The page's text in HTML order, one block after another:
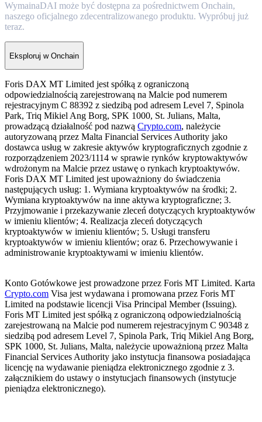
WymainaDAI może być dostępna za pośrednictwem Onchain,
naszego oficjalnego zdecentralizowanego produktu. Wypróbuj już
teraz.
Eksploruj w Onchain
Foris DAX MT Limited jest spółką z ograniczoną
odpowiedzialnością zarejestrowaną na Malcie pod numerem
rejestracyjnym C 88392 z siedzibą pod adresem Level 7, Spinola
Park, Triq Mikiel Ang Borg, SPK 1000, St. Julians, Malta,
prowadzącą działalność pod nazwą Crypto.com, należycie
autoryzowaną przez Malta Financial Services Authority jako
dostawca usług w zakresie aktywów kryptograficznych zgodnie z
rozporządzeniem 2023/1114 w sprawie rynków kryptowaktywów
wdrożonym na Malcie przez ustawę o rynkach kryptoaktywów.
Foris DAX MT Limited jest upoważniony do świadczenia
następujących usług: 1. Wymiana kryptoaktywów na środki; 2.
Wymiana kryptoaktywów na inne aktywa kryptograficzne; 3.
Przyjmowanie i przekazywanie zleceń dotyczących kryptoaktywów
w imieniu klientów; 4. Realizacja zleceń dotyczących
kryptoaktywów w imieniu klientów; 5. Usługi transferu
kryptoaktywów w imieniu klientów; oraz 6. Przechowywanie i
administrowanie kryptoaktywami w imieniu klientów.
Konto Gotówkowe jest prowadzone przez Foris MT Limited. Karta
Crypto.com Visa jest wydawana i promowana przez Foris MT
Limited na podstawie licencji Visa Principal Member (Issuing).
Foris MT Limited jest spółką z ograniczoną odpowiedzialnością
zarejestrowaną na Malcie pod numerem rejestracyjnym C 90348 z
siedzibą pod adresem Level 7, Spinola Park, Triq Mikiel Ang Borg,
SPK 1000, St. Julians, Malta, należycie upoważnioną przez Malta
Financial Services Authority jako instytucja finansowa posiadająca
licencję na wydawanie pieniądza elektronicznego zgodnie z 3.
załącznikiem do ustawy o instytucjach finansowych (instytucje
pieniądza elektronicznego).